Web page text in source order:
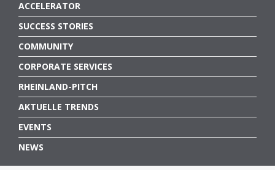
ACCELERATOR
SUCCESS STORIES
COMMUNITY
CORPORATE SERVICES
RHEINLAND-PITCH
AKTUELLE TRENDS
EVENTS
NEWS